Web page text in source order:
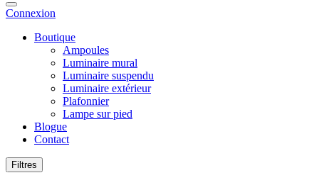
Connexion
Boutique
Ampoules
Luminaire mural
Luminaire suspendu
Luminaire extérieur
Plafonnier
Lampe sur pied
Blogue
Contact
Filtres